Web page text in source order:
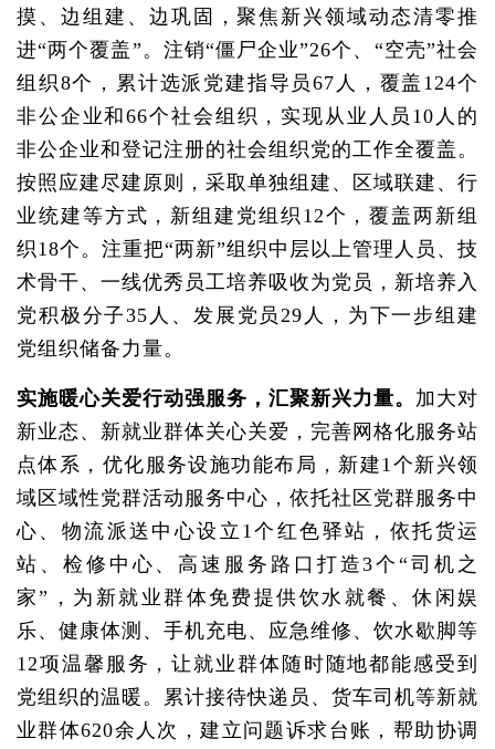
摸、边组建、边巩固，聚焦新兴领域动态清零推
进“两个覆盖”。注销“僵尸企业”26个、“空壳”社会
组织8个，累计选派党建指导员67人，覆盖124个
非公企业和66个社会组织，实现从业人员10人的
非公企业和登记注册的社会组织党的工作全覆盖。
按照应建尽建原则，采取单独组建、区域联建、行
业统建等方式，新组建党组织12个，覆盖两新组
织18个。注重把“两新”组织中层以上管理人员、技
术骨干、一线优秀员工培养吸收为党员，新培养入
党积极分子35人、发展党员29人，为下一步组建
党组织储备力量。
实施暖心关爱行动强服务，汇聚新兴力量。 加大对
新业态、新就业群体关心关爱，完善网格化服务站
点体系，优化服务设施功能布局，新建1个新兴领
域区域性党群活动服务中心，依托社区党群服务中
心、物流派送中心设立1个红色驿站，依托货运
站、检修中心、高速服务路口打造3个“司机之
家”，为新就业群体免费提供饮水就餐、休闲娱
乐、健康体测、手机充电、应急维修、饮水歇脚等
12项温馨服务，让就业群体随时随地都能感受到
党组织的温暖。累计接待快递员、货车司机等新就
业群体620余人次，建立问题诉求台账，帮助协调